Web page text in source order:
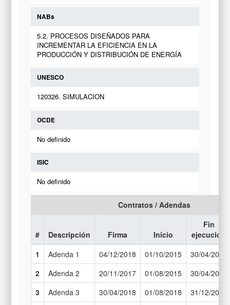
NABs
5.2. PROCESOS DISEÑADOS PARA
INCREMENTAR LA EFICIENCIA EN LA
PRODUCCIÓN Y DISTRIBUCIÓN DE ENERGÍA
UNESCO
120326. SIMULACION
OCDE
No definido
ISIC
No definido
Contratos / Adendas
# Descripción Firma Inicio
Fin
ejecución
1
Adenda 1 04/12/2018 01/10/2015
30/04/2018
2
Adenda 2 20/11/2017 01/08/2015
30/04/2018
3
Adenda 3 30/04/2018 01/08/2018
31/12/2018